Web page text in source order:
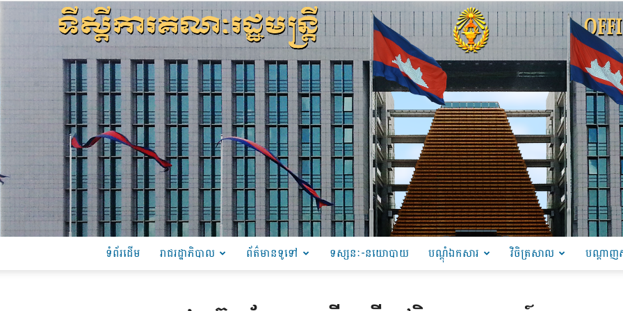
ទំព័រដើម រាជរដ្ឋាភិបាល ព័ត៌មានទូទៅ ទស្សនៈ-នយោបាយ បណ្ដុំឯកសារ វិចិត្រសាល បណ្តាញ